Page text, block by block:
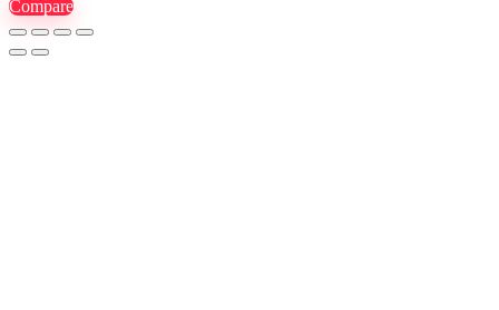
Compare